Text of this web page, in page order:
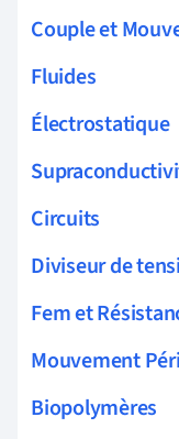
Couple et
Fluides
Électrostatique
Circuits
Diviseur de
Fem et
Mouvement
Biopolymères